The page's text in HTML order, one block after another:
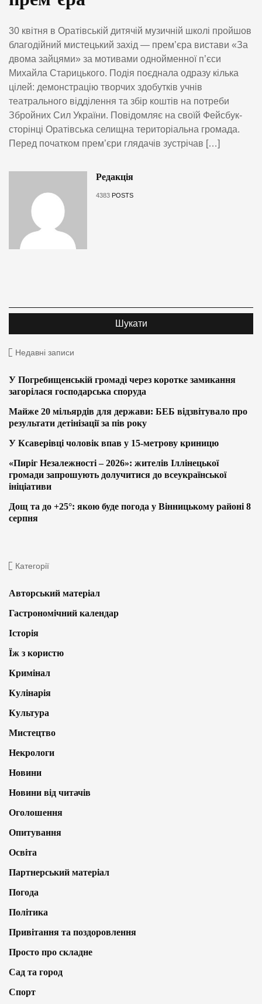
30 квітня в Оратівській дитячій музичній школі пройшов
благодійний мистецький захід — прем’єра вистави «За
двома зайцями» за мотивами однойменної п’єси
Михайла Старицького. Подія поєднала одразу кілька
цілей: демонстрацію творчих здобутків учнів
театрального відділення та збір коштів на потреби
Збройних Сил України. Повідомляє на своїй Фейсбук-
сторінці Оратівська селищна територіальна громада.
Перед початком прем’єри глядачів зустрічав […]
Редакція
4383 POSTS
Недавні записи
У Погребищенській громаді через коротке замикання
загорілася господарська споруда
Майже 20 мільярдів для держави: БЕБ відзвітувало про
результати детінізації за пів року
У Ксаверівці чоловік впав у 15-метрову криницю
«Пиріг Незалежності – 2026»: жителів Іллінецької
громади запрошують долучитися до всеукраїнської
ініціативи
Дощ та до +25°: якою буде погода у Вінницькому районі 8
серпня
Категорії
Авторський матеріал
Гастрономічний календар
Історія
Їж з користю
Кримінал
Кулінарія
Культура
Мистецтво
Некрологи
Новини
Новини від читачів
Оголошення
Опитування
Освіта
Партнерський матеріал
Погода
Політика
Привітання та поздоровлення
Просто про складне
Сад та город
Спорт